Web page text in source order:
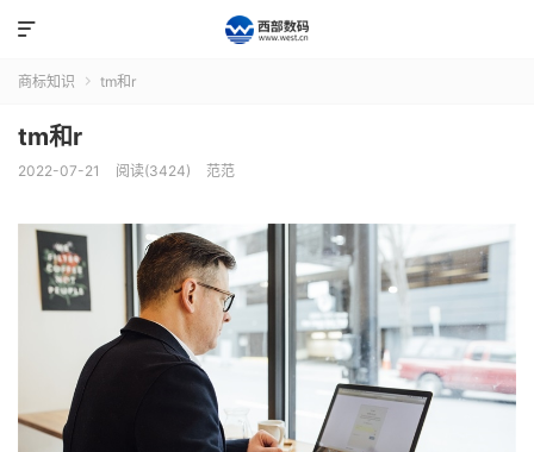

商标知识  tm和r
tm和r
2022-07-21 阅读(3424) 范范